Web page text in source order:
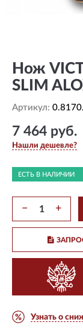
Нож
SLIM
Артикул:
7 464 руб.
Нашли дешевле?
ЕСТЬ В НАЛИЧИИ
− +
Узнать о